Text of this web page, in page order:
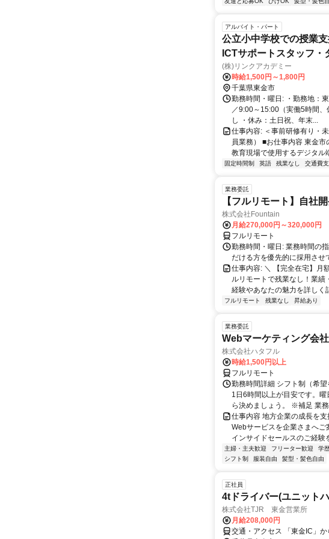
アルバイト・パート
公立小中学校での授業
ICTサポートスタッフ
(株)リンクアカデミー
時給1,500円～1,800円
千葉県東金市
勤務時間・曜日: ・勤務地：
／9:00～15:00（実働5時間
し ・休み：土日祝、年末...
仕事内容: ＜事前研修有り・
員業務） ■お仕事内容 東金市
教育現場で使用するデジタル
固定時間制 英語 残業なし 交通費
業務委託
【フルリモート】自社
株式会社Fountain
月給270,000円～320,000円
フルリモート
勤務時間・曜日: 業務時間の
だける方を優先的に採用させ
仕事内容: ＼ 【完全在宅】月
ルリモートで残業なし！業
経験やあなたの魅力を詳しく
フルリモート 残業なし 昇給あり
業務委託
Webマーケティング会
株式会社ハタフル
時給1,500円以上
フルリモート
勤務時間詳細 シフト制（希
1日6時間以上が目安です。
ら決めましょう。 ※補足 業
仕事内容 地方企業の成長を
Webサービスを企業さまへご
インサイドセールスのご経験
主婦・主夫歓迎 フリーター歓迎 学
シフト制
服装自由 髪型・髪色自由
正社員
4tドライバー(ユニット
株式会社TJR 東金営業所
月給208,000円
交通・アクセス 「東金IC」